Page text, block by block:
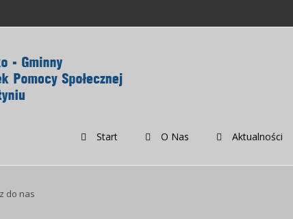
Start O Nas Aktualności
do nas